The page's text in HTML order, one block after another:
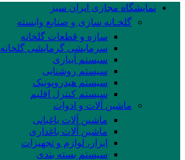
نمایشگاه مجازی ایران سبز
گلخـانه سازی و صنایع وابسته
سازه و قطعات گلخانه
سرمایشی گرمایشی گلخانه
سیستم آبیاری
سیستم روشنایی
سیستم هیدروپونیک
سیستم کنترل اقلیم
ماشین آلات و ادوات
ماشین آلات باغبانی
ماشین آلات باغداری
ابزار، لوازم و تجهیزات
سیستم بسته بندی